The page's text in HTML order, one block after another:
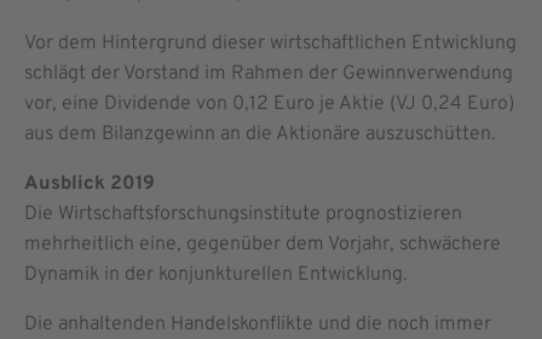
Vor dem Hintergrund dieser wirtschaftlichen Entwicklung
schlägt der Vorstand im Rahmen der Gewinnverwendung
vor, eine Dividende von 0,12 Euro je Aktie (VJ 0,24 Euro)
aus dem Bilanzgewinn an die Aktionäre auszuschütten.
Ausblick 2019
Die Wirtschaftsforschungsinstitute prognostizieren
mehrheitlich eine, gegenüber dem Vorjahr, schwächere
Dynamik in der konjunkturellen Entwicklung.
Die anhaltenden Handelskonflikte und die noch immer